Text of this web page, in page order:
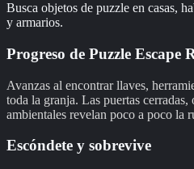
Busca objetos de puzzle en casas,
y armarios.
Progreso de Puzzle Escape
Avanzas al encontrar llaves,
toda la granja. Las puertas cerradas,
ambientales revelan poco a poco la
Escóndete y sobrevive